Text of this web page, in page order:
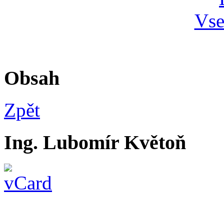
Obsah
Zpět
Ing. Lubomír Květoň